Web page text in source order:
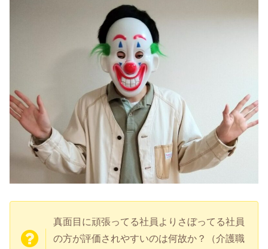
真面目に頑張ってる社員よりさぼってる社員
の方が評価されやすいのは何故か？（介護職